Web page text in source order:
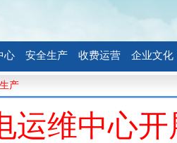
心 安全生产 收费运营 企业文化
产
运维中心